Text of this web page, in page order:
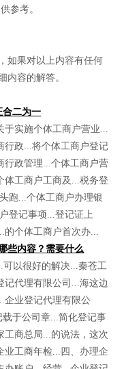
参考。
果对以上内容有任何
内容的解答。
合二为一
实施个体工商户营业...
行政...将个体工商户登记
行政管理...个体工商户营
体工商户工商及...税务登
跑...个体工商户办理银
登记事项...登记证上
个体工商户首次办...
些内容？需要什么
可以很好的解决...秦苍工
记代理有限公司...海这边
企业登记代理有限公
于公司章...简化登记事
工商总局...的说法，这次
业工商年检...四、办理企